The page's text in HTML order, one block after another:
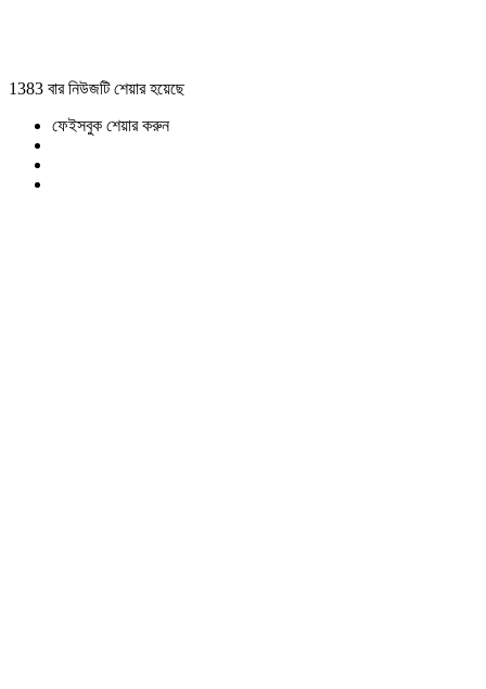
1383 বার নিউজটি শেয়ার হয়েছে
ফেইসবুক শেয়ার করুন